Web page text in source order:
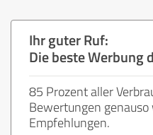
Ihr guter Ruf:
Die beste Werbung
85 Prozent aller
Bewertungen
Empfehlungen.